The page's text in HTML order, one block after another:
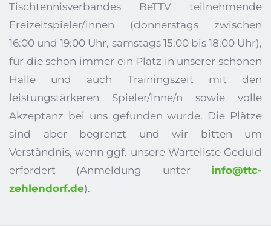
Tischtennisverbandes BeTTV teilnehmende
Freizeitspieler/innen (donnerstags zwischen
16:00 und 19:00 Uhr, samstags 15:00 bis 18:00 Uhr),
für die schon immer ein Platz in unserer schönen
Halle und auch Trainingszeit mit den
leistungstärkeren Spieler/inne/n sowie volle
Akzeptanz bei uns gefunden wurde. Die Plätze
sind aber begrenzt und wir bitten um
Verständnis, wenn ggf. unsere Warteliste Geduld
erfordert (Anmeldung unter info@ttc-
zehlendorf.de).